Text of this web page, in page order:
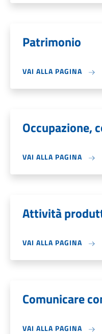
Patrimonio
VAI ALLA PAGINA
Occupazione,
VAI ALLA PAGINA
Attività
VAI ALLA PAGINA
Comunicare
VAI ALLA PAGINA